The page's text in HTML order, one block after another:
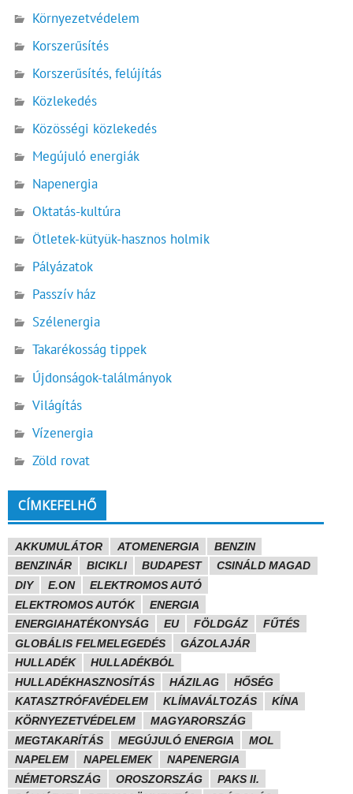
Környezetvédelem
Korszerűsítés
Korszerűsítés, felújítás
Közlekedés
Közösségi közlekedés
Megújuló energiák
Napenergia
Oktatás-kultúra
Ötletek-kütyük-hasznos holmik
Pályázatok
Passzív ház
Szélenergia
Takarékosság tippek
Újdonságok-találmányok
Világítás
Vízenergia
Zöld rovat
CÍMKEFELHŐ
AKKUMULÁTOR ATOMENERGIA
BENZIN
BENZINÁR
BICIKLI BUDAPEST
CSINÁLD MAGAD
DIY
E.ON
ELEKTROMOS AUTÓ
ELEKTROMOS AUTÓK
ENERGIA
ENERGIAHATÉKONYSÁG
EU FÖLDGÁZ
FŰTÉS
GLOBÁLIS FELMELEGEDÉS
GÁZOLAJÁR
HULLADÉK
HULLADÉKBÓL
HULLADÉKHASZNOSÍTÁS
HÁZILAG
HŐSÉG
KATASZTRÓFAVÉDELEM
KLÍMAVÁLTOZÁS
KÍNA
KÖRNYEZETVÉDELEM
MAGYARORSZÁG
MEGTAKARÍTÁS
MEGÚJULÓ ENERGIA
MOL
NAPELEM
NAPELEMEK
NAPENERGIA
NÉMETORSZÁG
OROSZORSZÁG
PAKS II.